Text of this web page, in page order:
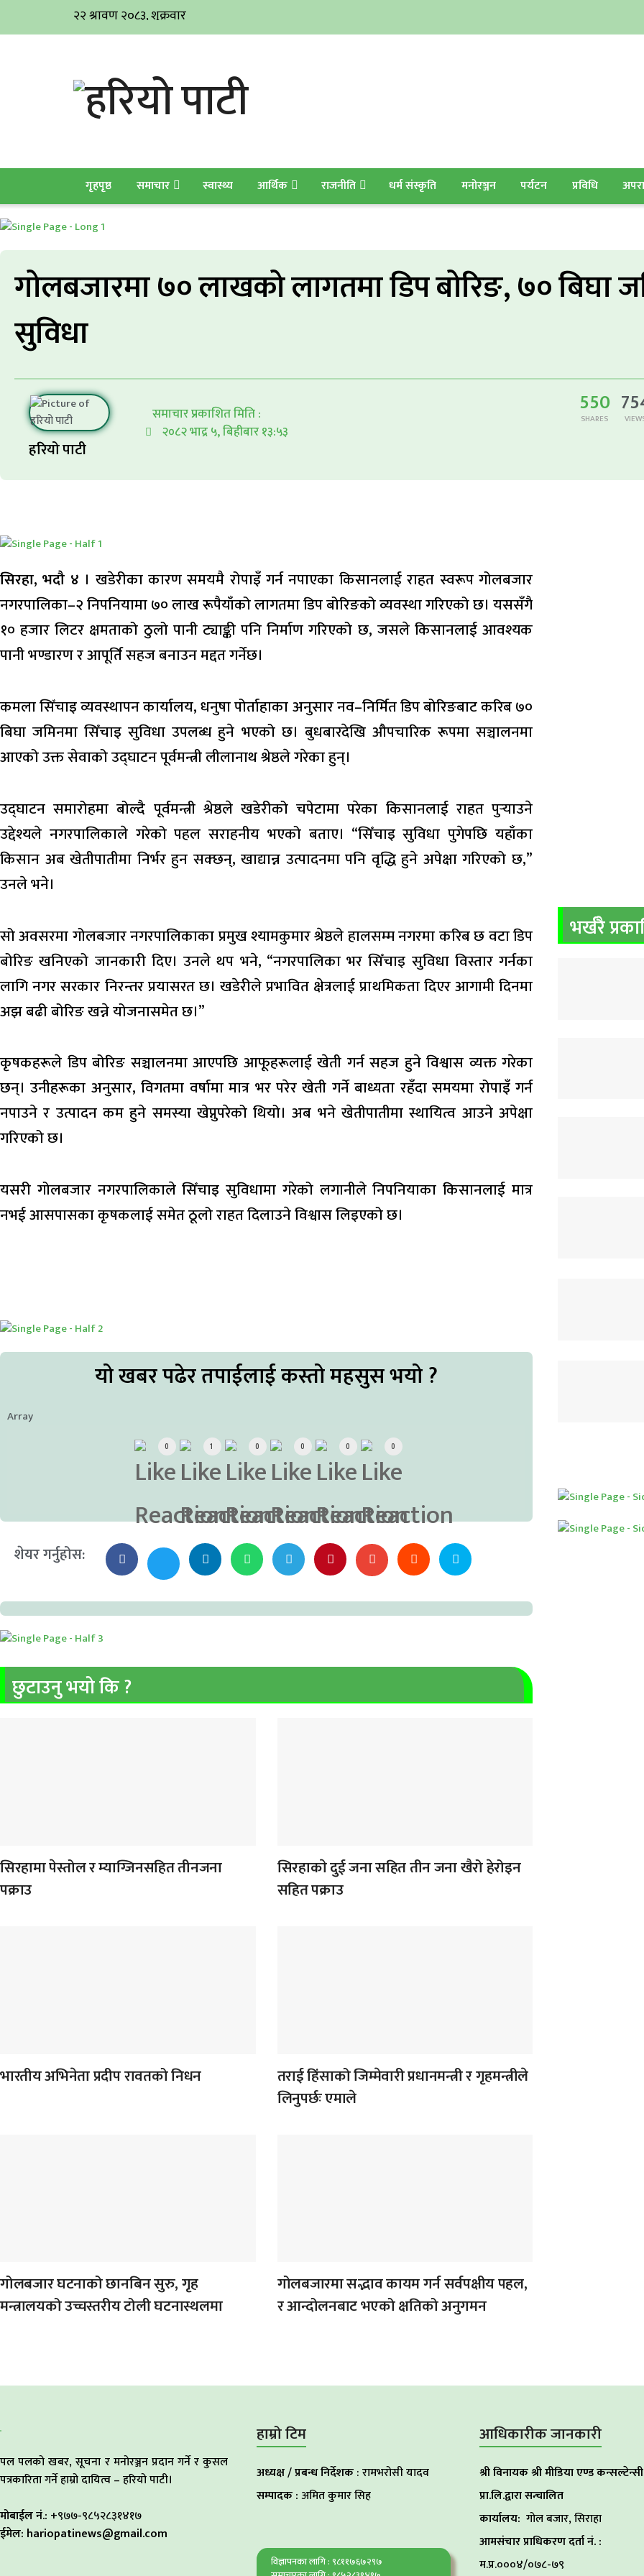
गृहपृष्ठ समाचार स्वास्थ्य आर्थिक राजनीति धर्म संस्कृति मनोरञ्जन पर्यटन प्रविधि
गोलबजारमा ७० लाखको लागतमा डिप बोरिङ, ७० बिघा
सुविधा
हरियो पाटी
समाचार प्रकाशित मिति :
२०८२ भाद्र ५, बिहीबार १३:५३
550
SHARES
सिरहा, भदौ ४ । खडेरीका कारण समयमै रोपाइँ गर्न नपाएका किसानलाई राहत स्वरूप गोलबजार
नगरपालिका–२ निपनियामा ७० लाख रूपैयाँको लागतमा डिप बोरिङको व्यवस्था गरिएको छ। यससँगै
१० हजार लिटर क्षमताको ठुलो पानी ट्याङ्की पनि निर्माण गरिएको छ, जसले किसानलाई आवश्यक
पानी भण्डारण र आपूर्ति सहज बनाउन मद्दत गर्नेछ।
कमला सिँचाइ व्यवस्थापन कार्यालय, धनुषा पोर्ताहाका अनुसार नव–निर्मित डिप बोरिङबाट करिब ७०
बिघा जमिनमा सिँचाइ सुविधा उपलब्ध हुने भएको छ। बुधबारदेखि औपचारिक रूपमा सञ्चालनमा
आएको उक्त सेवाको उद्घाटन पूर्वमन्त्री लीलानाथ श्रेष्ठले गरेका हुन्।
उद्घाटन समारोहमा बोल्दै पूर्वमन्त्री श्रेष्ठले खडेरीको चपेटामा परेका किसानलाई राहत पुर्‍याउने
उद्देश्यले नगरपालिकाले गरेको पहल सराहनीय भएको बताए। “सिँचाइ सुविधा पुगेपछि यहाँका
किसान अब खेतीपातीमा निर्भर हुन सक्छन्, खाद्यान्न उत्पादनमा पनि वृद्धि हुने अपेक्षा गरिएको छ,”
उनले भने।
सो अवसरमा गोलबजार नगरपालिकाका प्रमुख श्यामकुमार श्रेष्ठले हालसम्म नगरमा करिब छ वटा डिप
बोरिङ खनिएको जानकारी दिए। उनले थप भने, “नगरपालिका भर सिँचाइ सुविधा विस्तार गर्नका
लागि नगर सरकार निरन्तर प्रयासरत छ। खडेरीले प्रभावित क्षेत्रलाई प्राथमिकता दिएर आगामी दिनमा
अझ बढी बोरिङ खन्ने योजनासमेत छ।”
कृषकहरूले डिप बोरिङ सञ्चालनमा आएपछि आफूहरूलाई खेती गर्न सहज हुने विश्वास व्यक्त गरेका
छन्। उनीहरूका अनुसार, विगतमा वर्षामा मात्र भर परेर खेती गर्ने बाध्यता रहँदा समयमा रोपाइँ गर्न
नपाउने र उत्पादन कम हुने समस्या खेप्नुपरेको थियो। अब भने खेतीपातीमा स्थायित्व आउने अपेक्षा
गरिएको छ।
यसरी गोलबजार नगरपालिकाले सिँचाइ सुविधामा गरेको लगानीले निपनियाका किसानलाई मात्र
नभई आसपासका कृषकलाई समेत ठूलो राहत दिलाउने विश्वास लिइएको छ।
यो खबर पढेर तपाईलाई कस्तो महसुस भयो ?
Array
0 1 0 0 0 0
शेयर गर्नुहोस:
छुटाउनु भयो कि ?
सिरहामा पेस्तोल र म्याग्जिनसहित तीनजना
पक्राउ
सिरहाकाे दुई जना सहित तीन जना खैरो हेरोइन
सहित पक्राउ
भारतीय अभिनेता प्रदीप रावतको निधन
तराई हिंसाको जिम्मेवारी प्रधानमन्त्री र गृहमन्त्रीले
लिनुपर्छः एमाले
गोलबजार घटनाको छानबिन सुरु, गृह
मन्त्रालयको उच्चस्तरीय टोली घटनास्थलमा
गोलबजारमा सद्भाव कायम गर्न सर्वपक्षीय पहल,
र आन्दोलनबाट भएको क्षतिको अनुगमन
भर्खरै
पल पलको खबर, सूचना र मनोरञ्जन प्रदान गर्ने र कुसल
पत्रकारिता गर्ने हाम्रो दायित्व – हरियो पाटी।
मोबाईल नं.: +९७७-९८५२८३१४१७
ईमेल: hariopatinews@gmail.com
हाम्रो टिम
अध्यक्ष / प्रबन्ध निर्देशक: रामभरोसी यादव
सम्पादक :अमित कुमार सिह
विज्ञापनका लागि : ९८११७६७२९७
आधिकारीक जानकारी
श्री विनायक श्री मीडिया एण्ड कन्सल्टेन्सी
प्रा.लि.द्वारा सन्चालित
कार्यालय: गोल बजार, सिराहा
आमसंचार प्राधिकरण दर्ता नं. :
म.प्र.०००४/०७८-७९